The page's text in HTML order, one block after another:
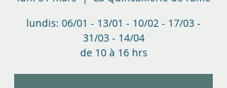
lundis: 06/01 - 13/01 - 10/02 - 17/03 -
31/03 - 14/04
de 10 à 16 hrs